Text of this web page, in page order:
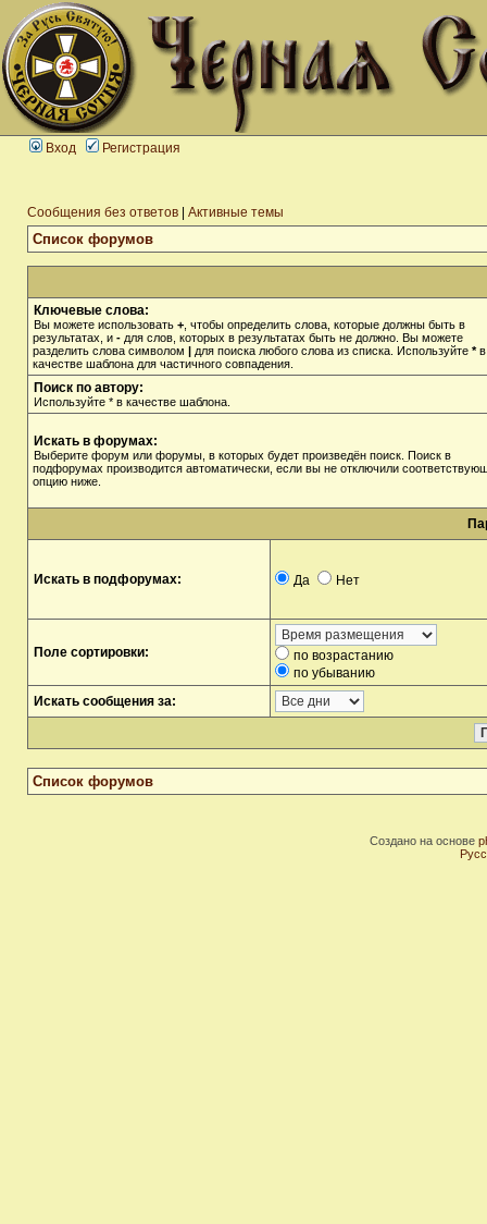
Вход Регистрация
Сообщения без ответов Активные темы
Список форумов
Ключевые слова:
Вы можете использовать + , чтобы определить слова, которые должны быть в
результатах, и - для слов, которых в результатах быть не должно. Вы можете
разделить слова символом | для поиска любого слова из списка. Используйте *в
качестве шаблона для частичного совпадения.
Поиск по автору:
Используйте * в качестве шаблона.
Искать в форумах:
Выберите форум или форумы, в которых будет произведён поиск. Поиск в
подфорумах производится автоматически, если вы не отключили
опцию ниже.
Искать в подфорумах: Да Нет
Поле сортировки:
по возрастанию
по убыванию
Искать сообщения за:
Список форумов
Создано на основе